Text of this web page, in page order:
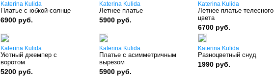
Katerina Kulida
Платье с юбкой-солнце
6900 руб.
Katerina Kulida
Летнее платье
5900 руб.
Katerina Kulida
Летнее платье телесного
цвета
6700 руб.
Katerina Kulida
Уютный джемпер с
воротом
5200 руб.
Katerina Kulida
Платье с асимметричным
вырезом
5900 руб.
Katerina Kulida
Разноцветный снуд
1990 руб.